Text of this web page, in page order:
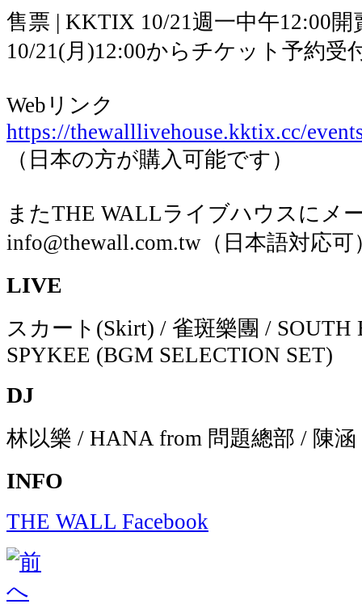
售票 | KKTIX 10/21週一中午12:00開
10/21(月)12:00からチケット予約受
Webリンク
https://thewalllivehouse.kktix.cc/
（日本の方が購入可能です）
またTHE WALLライブハウスにメ
info@thewall.com.tw（日本語対応可
LIVE
スカート(Skirt) / 雀斑樂團 /
SPYKEE (BGM SELECTION SET)
DJ
林以樂 / HANA from 問題總部 / 陳涵
INFO
THE WALL Facebook